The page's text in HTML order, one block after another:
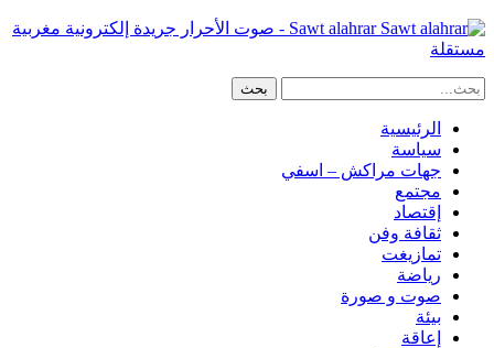
Sawt alahrar - صوت الأحرار جريدة إلكترونية مغربية
مستقلة
الرئيسية
سياسة
جهات مراكش – اسفي
مجتمع
إقتصاد
ثقافة وفن
تمازيغت
رياضة
صوت و صورة
بيئة
إعاقة